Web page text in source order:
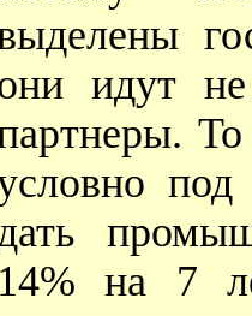
идут
14% на 7